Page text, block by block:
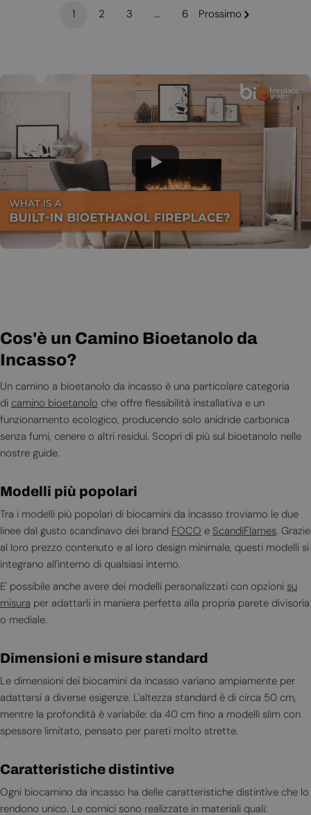
1 2 3 … 6 Prossimo
Cos'è un Camino Bioetanolo da
Incasso?
Un camino a bioetanolo da incasso è una particolare categoria
di camino bioetanolo che offre flessibilità installativa e un
funzionamento ecologico, producendo solo anidride carbonica
senza fumi, cenere o altri residui. Scopri di più sul bioetanolo nelle
nostre guide.
Modelli più popolari
Tra i modelli più popolari di biocamini da incasso troviamo le due
linee dal gusto scandinavo dei brand FOCO e ScandiFlames. Grazie
al loro prezzo contenuto e al loro design minimale, questi modelli si
integrano all'interno di qualsiasi interno.
E' possibile anche avere dei modelli personalizzati con opzioni su
misura per adattarli in maniera perfetta alla propria parete divisoria
o mediale.
Dimensioni e misure standard
Le dimensioni dei biocamini da incasso variano ampiamente per
adattarsi a diverse esigenze. L'altezza standard è di circa 50 cm,
mentre la profondità è variabile: da 40 cm fino a modelli slim con
spessore limitato, pensato per pareti molto strette.
Caratteristiche distintive
Ogni biocamino da incasso ha delle caratteristiche distintive che lo
rendono unico. Le cornici sono realizzate in materiali quali: